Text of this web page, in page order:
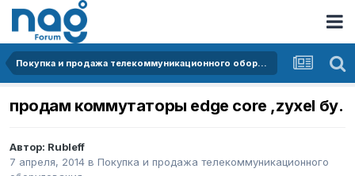
Покупка и продажа телекоммуникационного оборудования
продам коммутаторы edge core ,zyxel бу.
Автор: Rubleff
7 апреля, 2014 в Покупка и продажа телекоммуникационного